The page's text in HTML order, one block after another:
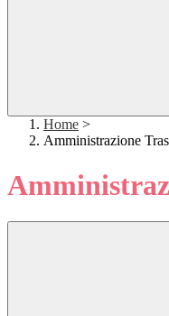
Home >
Amministrazione